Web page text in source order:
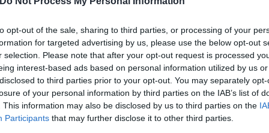
opt-out of the sale, sharing to third parties, or processing of your
for targeted advertising by us, please use the below opt-out
selection. Please note that after your opt-out request is processed
interest-based ads based on personal information utilized by us
to third parties prior to your opt-out. You may separately
of your personal information by third parties on the IAB’s list of
This information may also be disclosed by us to third parties on the
Participants that may further disclose it to other third parties.
γραμμές του τρένου αγνοώντας ότι από τις
δέχεται το «χτύπημα» από το ρεύμα με το
δευτερόλεπτα.